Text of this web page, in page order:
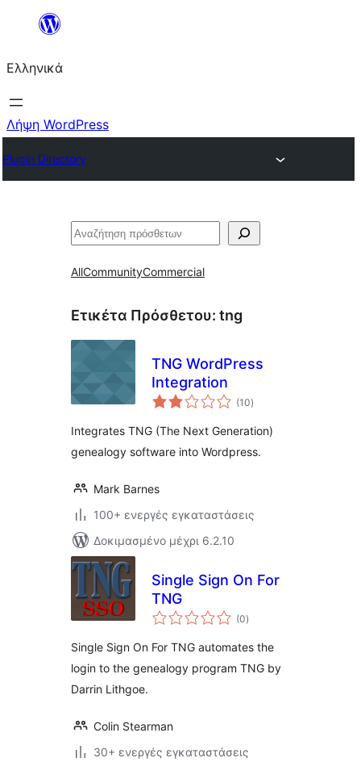
Μετάβαση
περιεχόμενο
Ελληνικά
Λήψη WordPress
Plugin Directory
Αναζήτηση
AllCommunityCommercial
Ετικέτα Πρόσθετου: tng
TNG WordPress
Integration
(10αξιολογήσεις
σύνολο
)
Integrates TNG (The Next Generation)
genealogy software into Wordpress.
Mark Barnes
100+ ενεργές εγκαταστάσεις
Δοκιμασμένο μέχρι 6.2.10
Single Sign On For
TNG
(0αξιολογήσεις
σύνολο
)
Single Sign On For TNG automates the
login to the genealogy program TNG by
Darrin Lithgoe.
Colin Stearman
30+ ενεργές εγκαταστάσεις